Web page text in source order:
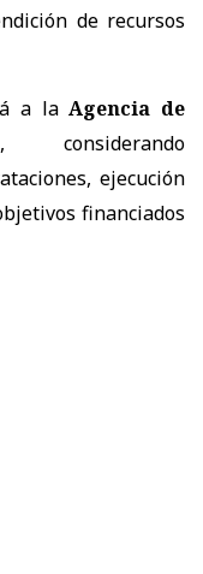
de recursos
a laAgencia de
, considerando
ejecución
financiados